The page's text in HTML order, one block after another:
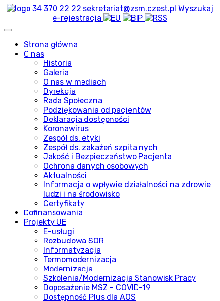
34 370 22 22 sekretariat@zsm.czest.pl Wyszukaj
e-rejestracja
Strona główna
O nas
Historia
Galeria
O nas w mediach
Dyrekcja
Rada Społeczna
Podziękowania od pacjentów
Deklaracja dostępności
Koronawirus
Zespół ds. etyki
Zespół ds. zakażeń szpitalnych
Jakość i Bezpieczeństwo Pacjenta
Ochrona danych osobowych
Aktualności
Informacja o wpływie działalności na zdrowie
ludzi i na środowisko
Certyfikaty
Dofinansowania
Projekty UE
E-usługi
Rozbudowa SOR
Informatyzacja
Termomodernizacja
Modernizacja
Szkolenia/Modernizacja Stanowisk Pracy
Doposażenie MSZ – COVID-19
Dostępność Plus dla AOS